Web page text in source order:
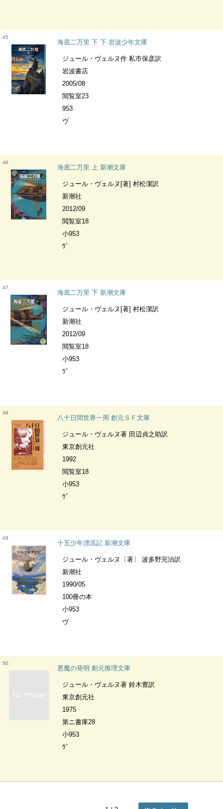
45
海底二万里 下 下 岩波少年文庫
ジュール・ヴェルヌ作 私市保彦訳
岩波書店
2005/08
閲覧室23
953
ヴ
46
海底二万里 上 新潮文庫
ジュール・ヴェルヌ[著] 村松潔訳
新潮社
2012/09
閲覧室18
小953
ｳﾞ
47
海底二万里 下 新潮文庫
ジュール・ヴェルヌ[著] 村松潔訳
新潮社
2012/09
閲覧室18
小953
ｳﾞ
48
八十日間世界一周 創元ＳＦ文庫
ジュール・ヴェルヌ著 田辺貞之助訳
東京創元社
1992
閲覧室18
小953
ｳﾞ
49
十五少年漂流記 新潮文庫
ジュール・ヴェルヌ〔著〕 波多野完治訳
新潮社
1990/05
100冊の本
小953
ヴ
50
悪魔の発明 創元推理文庫
ジュール・ヴェルヌ著 鈴木豊訳
東京創元社
1975
第ニ書庫28
小953
ｳﾞ